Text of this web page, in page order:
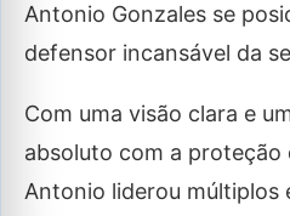
Antonio Gonzales se
defensor incansável da
Com uma visão clara e
absoluto com a proteção
Antonio liderou múltiplos